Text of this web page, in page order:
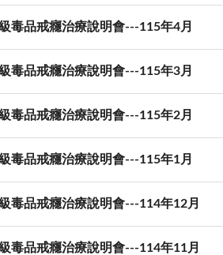
毒品戒癮治療說明會---115年4月
毒品戒癮治療說明會---115年3月
毒品戒癮治療說明會---115年2月
毒品戒癮治療說明會---115年1月
毒品戒癮治療說明會---114年12月
毒品戒癮治療說明會---114年11月